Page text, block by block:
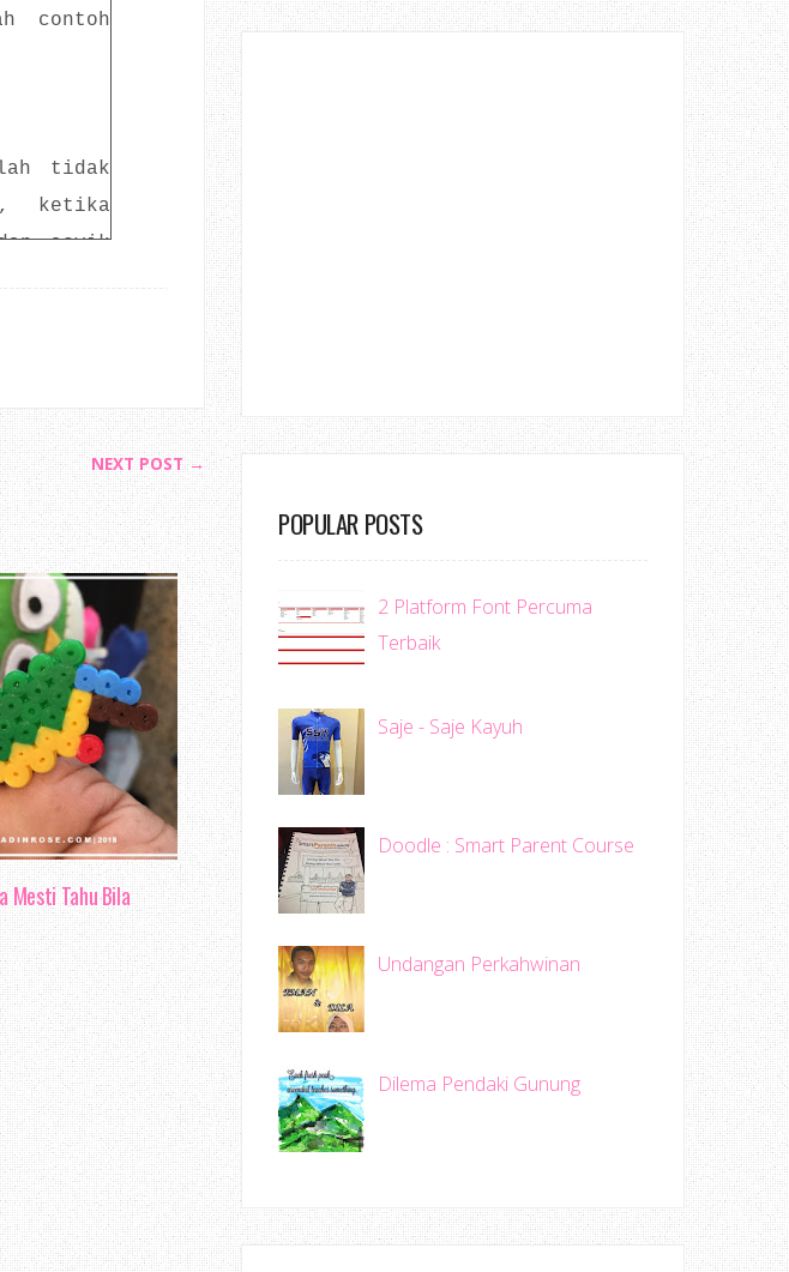
contoh
tidak
ketika
asyik
ini ialah
dapat
lakukan
lalu,
NEXT POST →
Mesti Tahu Bila
POPULAR POSTS
2 Platform Font Percuma
Terbaik
Saje - Saje Kayuh
Doodle : Smart Parent Course
Undangan Perkahwinan
Dilema Pendaki Gunung